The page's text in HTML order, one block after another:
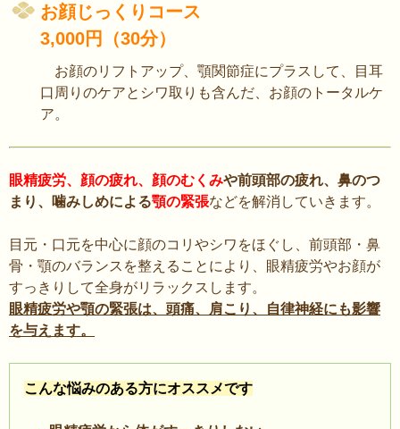
お顔じっくりコース
3,000円（30分）
お顔のリフトアップ、顎関節症にプラスして、目耳
口周りのケアとシワ取りも含んだ、お顔のトータルケ
ア。
眼精疲労、顔の疲れ、顔のむくみや前頭部の疲れ、鼻のつ
まり、噛みしめによる顎の緊張などを解消していきます。
目元・口元を中心に顔のコリやシワをほぐし、前頭部・鼻
骨・顎のバランスを整えることにより、眼精疲労やお顔が
すっきりして全身がリラックスします。
眼精疲労や顎の緊張は、頭痛、肩こり、自律神経にも影響
を与えます。
こんな悩みのある方にオススメです